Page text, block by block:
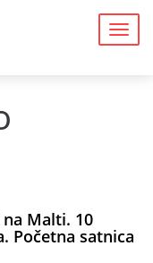
Malti. 10
Početna satnica